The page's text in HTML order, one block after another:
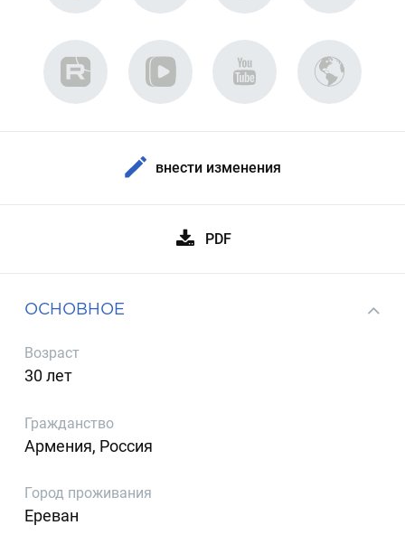
внести изменения
PDF
ОСНОВНОЕ
Возраст
30 лет
Гражданство
Армения, Россия
Город проживания
Ереван